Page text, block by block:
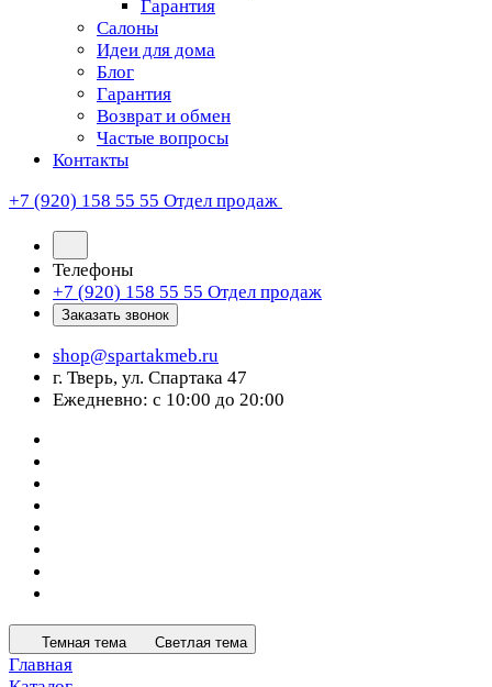
Гарантия
Салоны
Идеи для дома
Блог
Гарантия
Возврат и обмен
Частые вопросы
Контакты
+7 (920) 158 55 55 Отдел продаж
Телефоны
+7 (920) 158 55 55 Отдел продаж
Заказать звонок
shop@spartakmeb.ru
г. Тверь, ул. Спартака 47
Ежедневно: с 10:00 до 20:00
Темная тема Светлая тема
Главная